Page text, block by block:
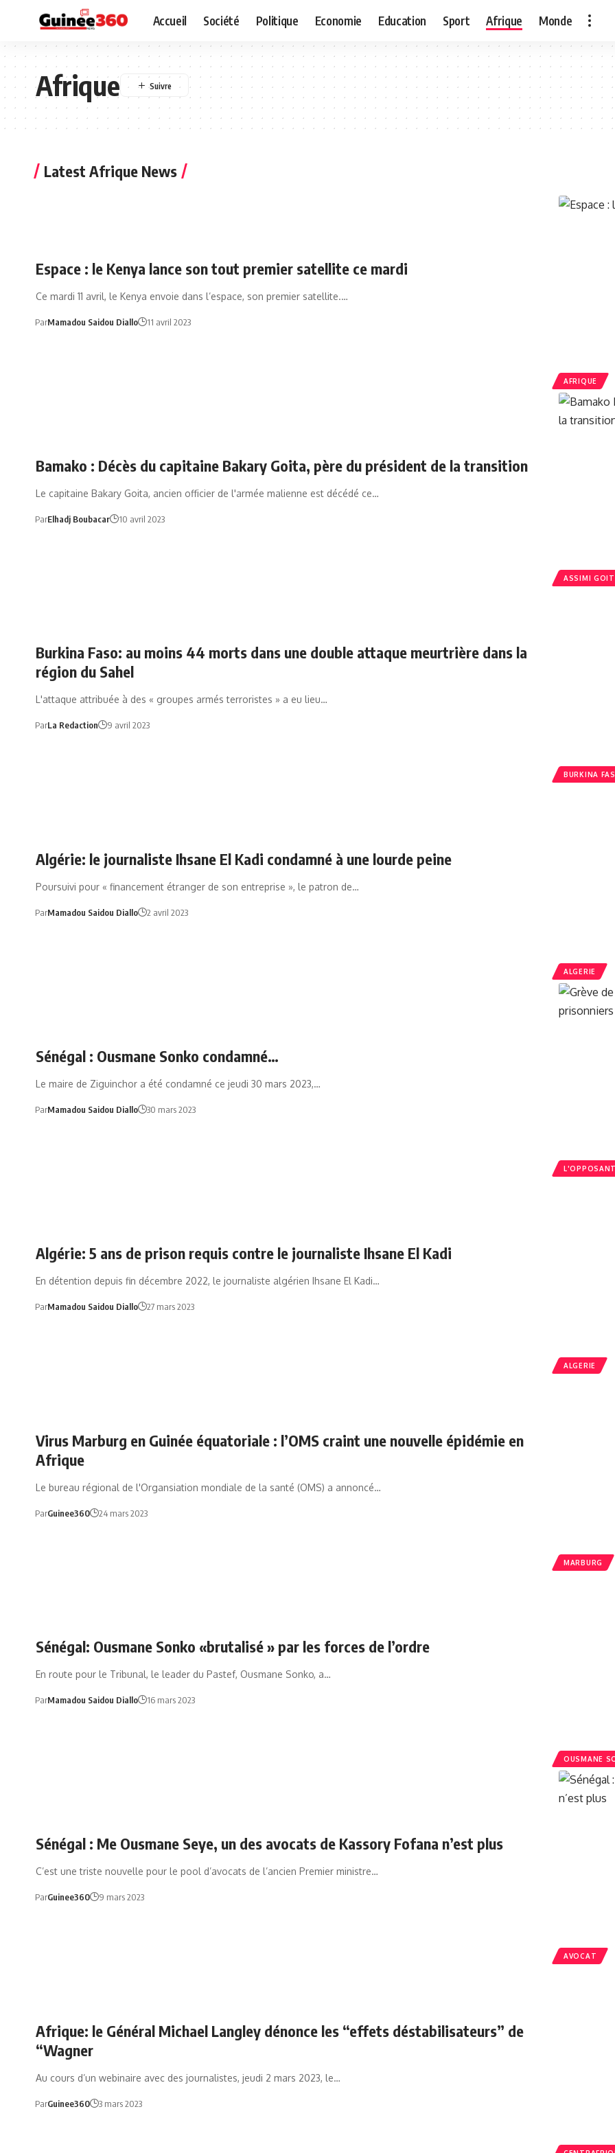
Accueil Société Politique Economie Education Sport Afrique Monde
Afrique
Latest Afrique News
AFRIQUE
Espace : le Kenya lance son tout premier satellite ce mardi
Ce mardi 11 avril, le Kenya envoie dans l’espace, son premier satellite.…
ParMamadou Saidou Diallo 11 avril 2023
ASSIMI
Bamako : Décès du capitaine Bakary Goita, père du président de la transition
Le capitaine Bakary Goita, ancien officier de l'armée malienne est décédé ce…
ParElhadj Boubacar 10 avril 2023
BURKINA
Burkina Faso: au moins 44 morts dans une double attaque meurtrière dans la
région du Sahel
L'attaque attribuée à des « groupes armés terroristes » a eu lieu…
ParLa Redaction 9 avril 2023
ALGERIE
Algérie: le journaliste Ihsane El Kadi condamné à une lourde peine
Poursuivi pour « financement étranger de son entreprise », le patron de…
ParMamadou Saidou Diallo 2 avril 2023
Sénégal : Ousmane Sonko condamné…
Le maire de Ziguinchor a été condamné ce jeudi 30 mars 2023,…
ParMamadou Saidou Diallo 30 mars 2023
ALGERIE
Algérie: 5 ans de prison requis contre le journaliste Ihsane El Kadi
En détention depuis fin décembre 2022, le journaliste algérien Ihsane El Kadi…
ParMamadou Saidou Diallo 27 mars 2023
MARBURG
Virus Marburg en Guinée équatoriale : l’OMS craint une nouvelle épidémie en
Afrique
Le bureau régional de l'Organsiation mondiale de la santé (OMS) a annoncé…
ParGuinee360 24 mars 2023
OUSMANE
Sénégal: Ousmane Sonko «brutalisé » par les forces de l’ordre
En route pour le Tribunal, le leader du Pastef, Ousmane Sonko, a…
ParMamadou Saidou Diallo 16 mars 2023
AVOCAT
Sénégal : Me Ousmane Seye, un des avocats de Kassory Fofana n’est plus
C’est une triste nouvelle pour le pool d’avocats de l’ancien Premier ministre…
ParGuinee360 9 mars 2023
Afrique: le Général Michael Langley dénonce les “effets déstabilisateurs” de
“Wagner
Au cours d’un webinaire avec des journalistes, jeudi 2 mars 2023, le…
ParGuinee360 3 mars 2023